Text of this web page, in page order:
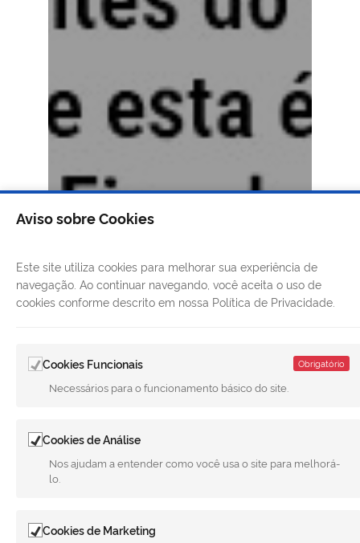
Aviso sobre Cookies
Este site utiliza cookies para melhorar sua experiência de
navegação. Ao continuar navegando, você aceita o uso de
cookies conforme descrito em nossa Política de Privacidade.
Cookies Funcionais Obrigatório
Necessários para o funcionamento básico do site.
Cookies de Análise
Nos ajudam a entender como você usa o site para melhorá-
lo.
Cookies de Marketing